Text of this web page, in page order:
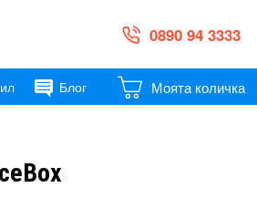
0890 94 3333
Блог Моята количка